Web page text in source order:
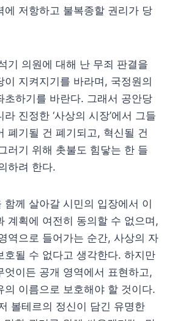
에 저항하고 불복종할 권리가 당
기 의원에 대해 난 무죄 판결을
이 지켜지기를 바라며, 국정원의
초하기를 바란다. 그래서 공안당
진정한 ‘사상의 시장’에서 그들
폐기될 건 폐기되고, 혁신될 건
러기 위해 촛불도 힘닿는 한 들
하려 한다.
함께 살아갈 시민의 입장에서 이
계획에 여전히 동의할 수 없으며,
역으로 들어가는 순간, 사상의 자
호될 수 없다고 생각한다. 하지만
엇이든 공개 영역에서 표현하고,
의 이름으로 보호해야 할 것이다.
볼테르의 정신이 담긴 유명한